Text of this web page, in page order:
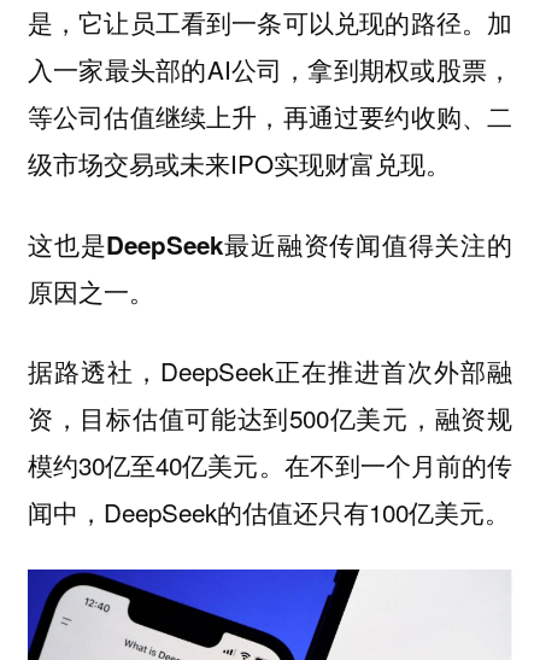
是，它让员工看到一条可以兑现的路径。加
入一家最头部的AI公司，拿到期权或股票，
等公司估值继续上升，再通过要约收购、二
级市场交易或未来IPO实现财富兑现。
这也是DeepSeek最近融资传闻值得关注的
原因之一。
据路透社，DeepSeek正在推进首次外部融
资，目标估值可能达到500亿美元，融资规
模约30亿至40亿美元。在不到一个月前的传
闻中，DeepSeek的估值还只有100亿美元。